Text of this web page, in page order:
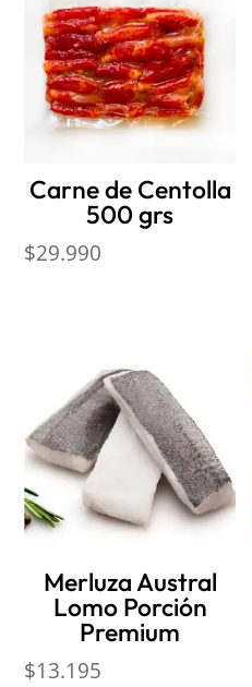
Carne de Centolla
500 grs
$29.990
Merluza Austral
Lomo Porción
Premium
$13.195